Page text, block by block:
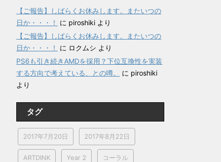
【ご報告】しばらくお休みします。またいつの
日か・・・！
に piroshiki より
【ご報告】しばらくお休みします。またいつの
日か・・・！
に ロクムシ より
PS6も引き続きAMDを採用？下位互換性を実装
する方向で考えている、との噂。
に piroshiki
より
タグ
2017年7月20日 2017年8月22日
ARTDINK Year 2 コーラル